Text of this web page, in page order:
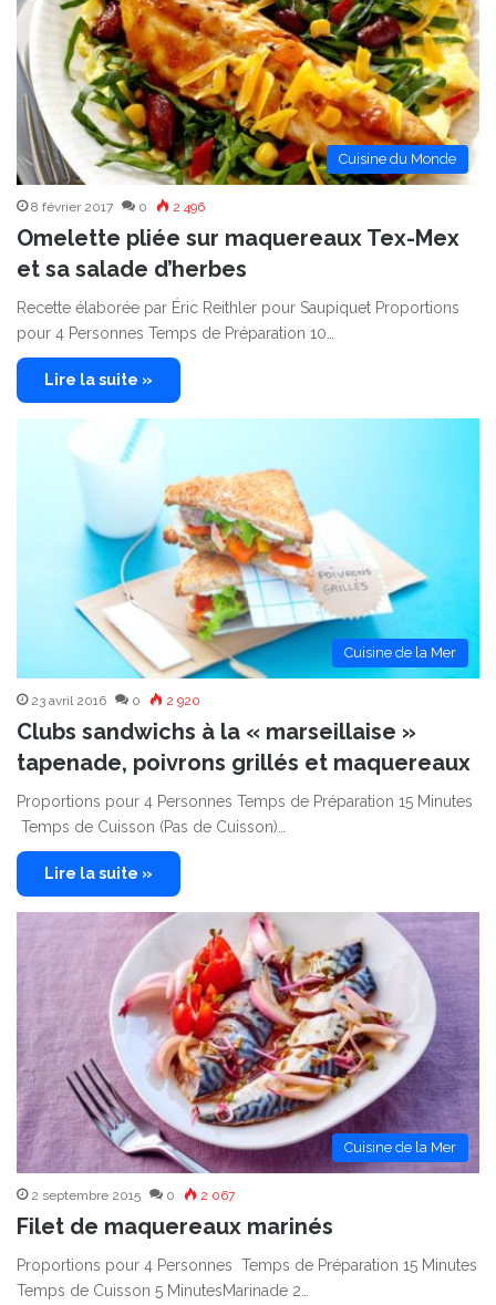
Cuisine du Monde
8 février 2017 0 2 496
Omelette pliée sur maquereaux Tex-Mex
et sa salade d’herbes
Recette élaborée par Éric Reithler pour Saupiquet Proportions
pour 4 Personnes Temps de Préparation 10…
Lire la suite »
Cuisine de la Mer
23 avril 2016 0 2 920
Clubs sandwichs à la « marseillaise »
tapenade, poivrons grillés et maquereaux
Proportions pour 4 Personnes Temps de Préparation 15 Minutes
Temps de Cuisson (Pas de Cuisson)…
Lire la suite »
Cuisine de la Mer
2 septembre 2015 0 2 067
Filet de maquereaux marinés
Proportions pour 4 Personnes Temps de Préparation 15 Minutes
Temps de Cuisson 5 MinutesMarinade 2…